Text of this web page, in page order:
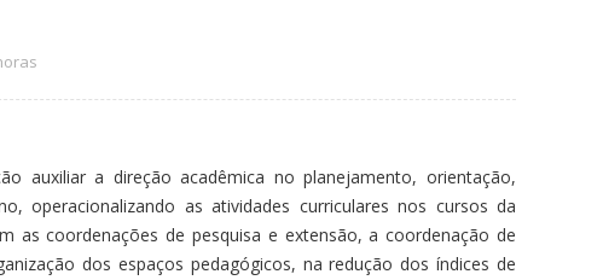
auxiliar a direção acadêmica no planejamento, orientação,
operacionalizando as atividades curriculares nos cursos da
as coordenações de pesquisa e extensão, a coordenação de
dos espaços pedagógicos, na redução dos índices de